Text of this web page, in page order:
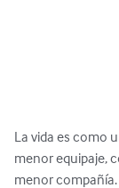
La vida es como
menor equipaje,
menor compañía.